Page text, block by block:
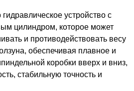
устройство с
цилиндром, которое может
и противодействовать весу
обеспечивая плавное и
коробки вверх и вниз,
стабильную точность и